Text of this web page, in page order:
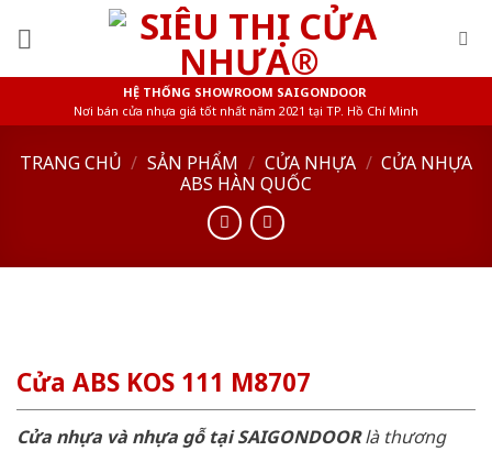
HỆ THỐNG SHOWROOM SAIGONDOOR
Nơi bán cửa nhựa giá tốt nhất năm 2021 tại TP. Hồ Chí Minh
TRANG CHỦ / SẢN PHẨM / CỬA NHỰA / CỬA NHỰA
ABS HÀN QUỐC
Cửa ABS KOS 111 M8707
Cửa nhựa và nhựa gỗ tại SAIGONDOORlà thương